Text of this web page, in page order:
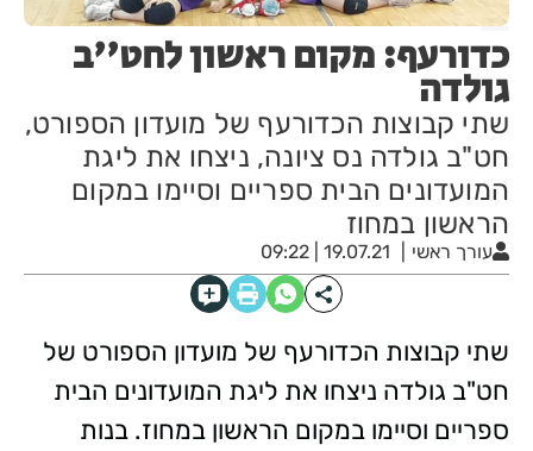
כדורעף: מקום ראשון לחט''ב
גולדה
שתי קבוצות הכדורעף של מועדון הספורט,
חט"ב גולדה נס ציונה, ניצחו את ליגת
המועדונים הבית ספריים וסיימו במקום
הראשון במחוז
עורך ראשי 19.07.21 | 09:22
שתי קבוצות הכדורעף של מועדון הספורט של
חט"ב גולדה ניצחו את ליגת המועדונים הבית
ספריים וסיימו במקום הראשון במחוז. בנות